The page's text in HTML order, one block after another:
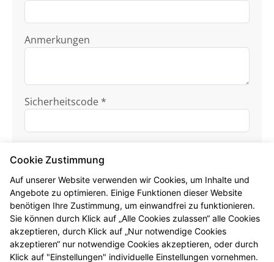
Anmerkungen
Sicherheitscode *
Ich habe dieDatenschutzhinweisezur
Kenntnis genommen.
Formular jetzt absenden
Cookie Zustimmung
Auf unserer Website verwenden wir Cookies, um Inhalte und
Angebote zu optimieren. Einige Funktionen dieser Website
benötigen Ihre Zustimmung, um einwandfrei zu funktionieren.
Sie können durch Klick auf „Alle Cookies zulassen“ alle Cookies
akzeptieren, durch Klick auf „Nur notwendige Cookies
akzeptieren“ nur notwendige Cookies akzeptieren, oder durch
Klick auf "Einstellungen" individuelle Einstellungen vornehmen.